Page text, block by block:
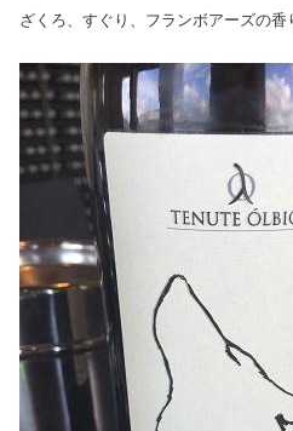
ざくろ、すぐり、フランボアーズの香